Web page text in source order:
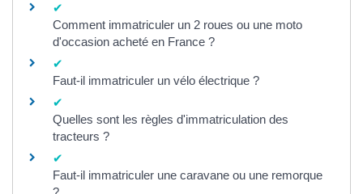
Comment immatriculer un 2 roues ou une moto
d'occasion acheté en France ?
Faut-il immatriculer un vélo électrique ?
Quelles sont les règles d'immatriculation des
tracteurs ?
Faut-il immatriculer une caravane ou une remorque